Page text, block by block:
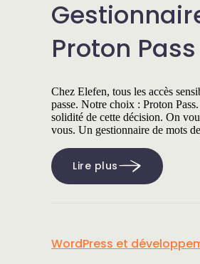
Proton Pass
Chez Elefen, tous les accès
passe. Notre choix : Proton
solidité de cette décision. On
vous. Un gestionnaire de mots
Lire plus
WordPress et